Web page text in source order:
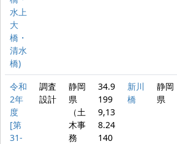
水上
大
橋・
清水
橋)
令和
2年
度
[第
31-
調査
設計
静岡
県
（土
木事
務
34.9
199
9,13
8.24
140
新川
橋
静岡
県